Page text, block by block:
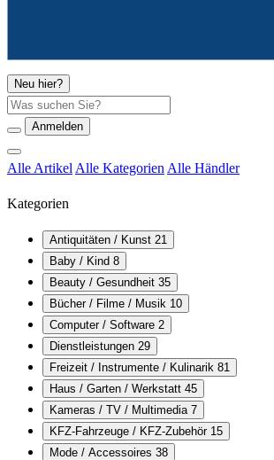
Neu hier?
Suche
Anmelden
Alle Artikel Alle Kategorien Alle Händler
Kategorien
Antiquitäten / Kunst 21
Baby / Kind 8
Beauty / Gesundheit 35
Bücher / Filme / Musik 10
Computer / Software 2
Dienstleistungen 29
Freizeit / Instrumente / Kulinarik 81
Haus / Garten / Werkstatt 45
Kameras / TV / Multimedia 7
KFZ-Fahrzeuge / KFZ-Zubehör 15
Mode / Accessoires 38